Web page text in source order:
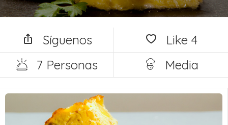
Síguenos Like 4
7 Personas
Media